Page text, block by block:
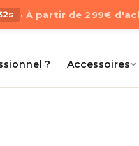
· À partir de 299€
? Accessoires